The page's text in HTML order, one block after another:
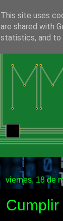
viernes, 18 de
Cumplir
This site uses
are shared with
statistics, and to